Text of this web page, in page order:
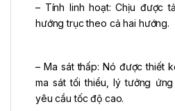
– Tính linh hoạt: Chịu được
hướng trục theo cả hai hướng.
– Ma sát thấp: Nó được thiết
ma sát tối thiểu, lý tưởng
yêu cầu tốc độ cao.